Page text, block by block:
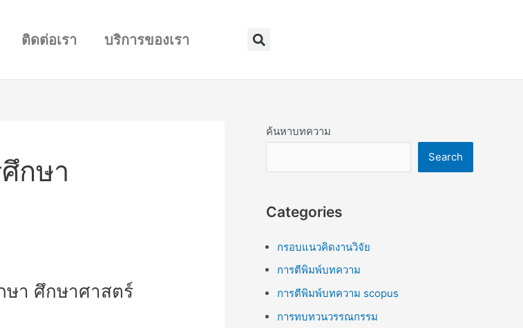
ติดต่อเรา บริการของเรา Search
กษา
ษา ศึกษาศาสตร์
ค้นหาบทความ
Search
Categories
กรอบแนวคิดงานวิจัย
การตีพิมพ์บทความ
การตีพิมพ์บทความ scopus
การทบทวนวรรณกรรม